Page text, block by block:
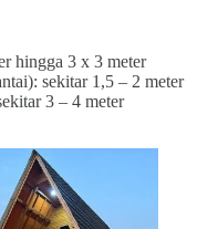
hingga 3 x 3 meter
sekitar 1,5 – 2 meter
3 – 4 meter